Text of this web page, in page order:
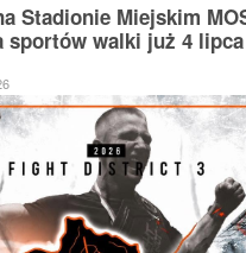
Stadionie Miejskim
sportów walki już 4 lipca